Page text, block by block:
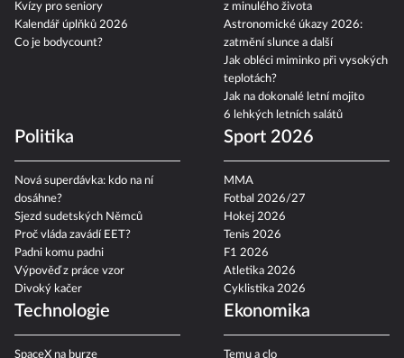
Kvízy pro seniory
Kalendář úplňků 2026
Co je bodycount?
z minulého života
Astronomické úkazy 2026:
zatmění slunce a další
Jak obléci miminko při vysokých
teplotách?
Jak na dokonalé letní mojito
6 lehkých letních salátů
Politika
Nová superdávka: kdo na ní
dosáhne?
Sjezd sudetských Němců
Proč vláda zavádí EET?
Padni komu padni
Výpověď z práce vzor
Divoký kačer
Sport 2026
MMA
Fotbal 2026/27
Hokej 2026
Tenis 2026
F1 2026
Atletika 2026
Cyklistika 2026
Technologie
SpaceX na burze
Ekonomika
Temu a clo